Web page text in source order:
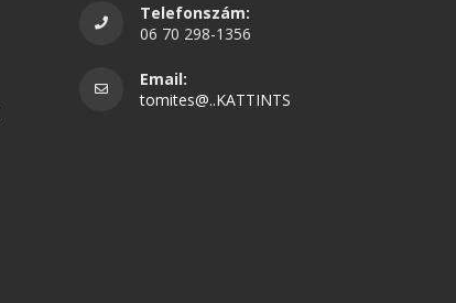
Telefonszám:
06 70 298-1356
Email:
tomites@..KATTINTS